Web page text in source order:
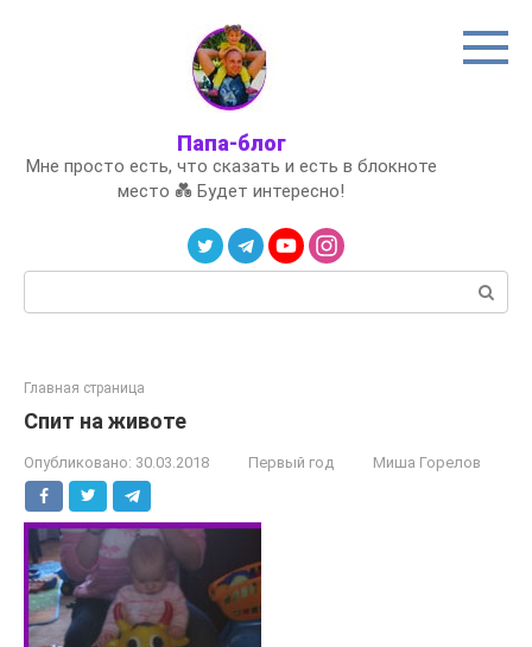
Папа-блог
Мне просто есть, что сказать и есть в блокноте
место 💑 Будет интересно!
Главная страница
Спит на животе
Опубликовано: 30.03.2018 Первый год Миша Горелов